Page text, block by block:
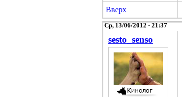
Вверх
Ср, 13/06/2012 - 21:37
sesto_senso